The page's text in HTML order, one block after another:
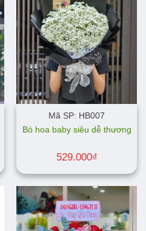
Mã SP: HB007
Bó hoa baby siêu dễ thương
529.000₫